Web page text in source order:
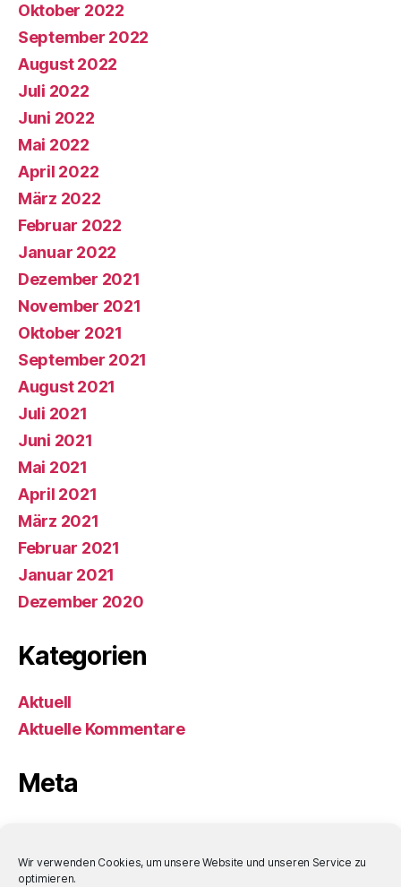
Wir verwenden Cookies, um unsere Website und unseren Service zu
optimieren.
Oktober 2022
September 2022
August 2022
Juli 2022
Juni 2022
Mai 2022
April 2022
März 2022
Februar 2022
Januar 2022
Dezember 2021
November 2021
Oktober 2021
September 2021
August 2021
Juli 2021
Juni 2021
Mai 2021
April 2021
März 2021
Februar 2021
Januar 2021
Dezember 2020
Kategorien
Aktuell
Aktuelle Kommentare
Meta
Eintrags-Feed
Kommentar-Feed